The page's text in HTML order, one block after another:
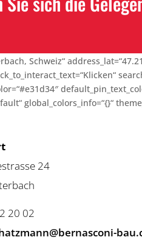
Schweiz“
global_colors_info=“{}“
24
20 02